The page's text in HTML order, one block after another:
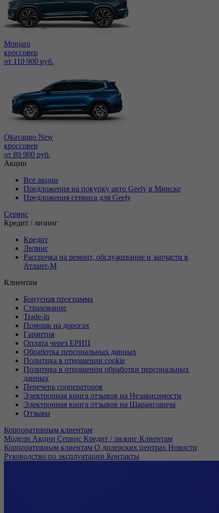
Monjaro
кроссовер
от 110 900 руб.
Okavango New
кроссовер
от 89 900 руб.
Акции
Все акции
Предложения на покупку авто Geely в Минске
Предложения сервиса для Geely
Сервис
Кредит / лизинг
Кредит
Лизинг
Рассрочка на ремонт, обслуживание и запчасти в
Атлант-М
Клиентам
Бонусная программа
Страхование
Trade-in
Помощь на дорогах
Гарантия
Оплата через ЕРИП
Обработка персональных данных
Политика в отношении cookie
Политика в отношении обработки персональных
данных
Перечень сооператоров
Электронная книга отзывов на Независимости
Электронная книга отзывов на Шаранговича
Отзывы
Корпоративным клиентам
Модели Акции Сервис Кредит / лизинг Клиентам
Корпоративным клиентам О дилерских центрах Новости
Руководство по эксплуатации Контакты